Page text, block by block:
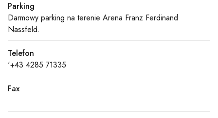
Parking
Darmowy parking na terenie Arena Franz Ferdinand
Nassfeld.
Telefon
'+43 4285 71335
Fax